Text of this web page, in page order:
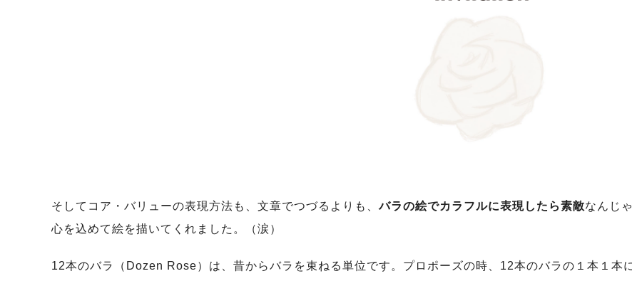
そしてコア・バリューの表現方法も、文章でつづるよりも、バラの絵でカラフルに表現したら素敵なんじ
心を込めて絵を描いてくれました。（涙）
12本のバラ（Dozen Rose）は、昔からバラを束ねる単位です。プロポーズの時、12本のバラの１本１本